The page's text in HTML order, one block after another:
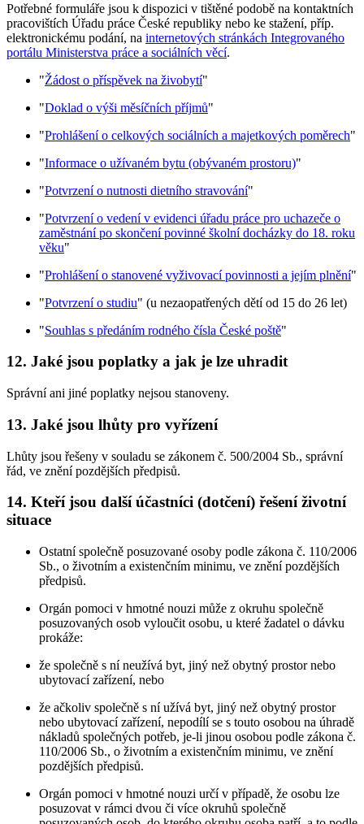
Potřebné formuláře jsou k dispozici v tištěné podobě na kontaktních
pracovištích Úřadu práce České republiky nebo ke stažení, příp.
elektronickému podání, na internetových stránkách Integrovaného
portálu Ministerstva práce a sociálních věcí.
"Žádost o příspěvek na živobytí"
"Doklad o výši měsíčních příjmů"
"Prohlášení o celkových sociálních a majetkových poměrech"
"Informace o užívaném bytu (obývaném prostoru)"
"Potvrzení o nutnosti dietního stravování"
"Potvrzení o vedení v evidenci úřadu práce pro uchazeče o
zaměstnání po skončení povinné školní docházky do 18. roku
věku"
"Prohlášení o stanovené vyživovací povinnosti a jejím plnění"
"Potvrzení o studiu" (u nezaopatřených dětí od 15 do 26 let)
"Souhlas s předáním rodného čísla České poště"
12. Jaké jsou poplatky a jak je lze uhradit
Správní ani jiné poplatky nejsou stanoveny.
13. Jaké jsou lhůty pro vyřízení
Lhůty jsou řešeny v souladu se zákonem č. 500/2004 Sb., správní
řád, ve znění pozdějších předpisů.
14. Kteří jsou další účastníci (dotčení) řešení životní
situace
Ostatní společně posuzované osoby podle zákona č. 110/2006
Sb., o životním a existenčním minimu, ve znění pozdějších
předpisů.
Orgán pomoci v hmotné nouzi může z okruhu společně
posuzovaných osob vyloučit osobu, u které žadatel o dávku
prokáže:
že společně s ní neužívá byt, jiný než obytný prostor nebo
ubytovací zařízení, nebo
že ačkoliv společně s ní užívá byt, jiný než obytný prostor
nebo ubytovací zařízení, nepodílí se s touto osobou na úhradě
nákladů společných potřeb, je-li jinou osobou podle zákona č.
110/2006 Sb., o životním a existenčním minimu, ve znění
pozdějších předpisů.
Orgán pomoci v hmotné nouzi určí v případě, že osobu lze
posuzovat v rámci dvou či více okruhů společně